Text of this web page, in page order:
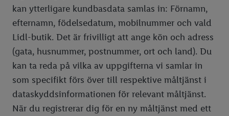
kan ytterligare kundbasdata samlas in: Förnamn,
efternamn, födelsedatum, mobilnummer och vald
Lidl-butik. Det är frivilligt att ange kön och adress
(gata, husnummer, postnummer, ort och land). Du
kan ta reda på vilka av uppgifterna vi samlar in
som specifikt förs över till respektive måltjänst i
dataskyddsinformationen för relevant måltjänst.
När du registrerar dig för en ny måltjänst med ett